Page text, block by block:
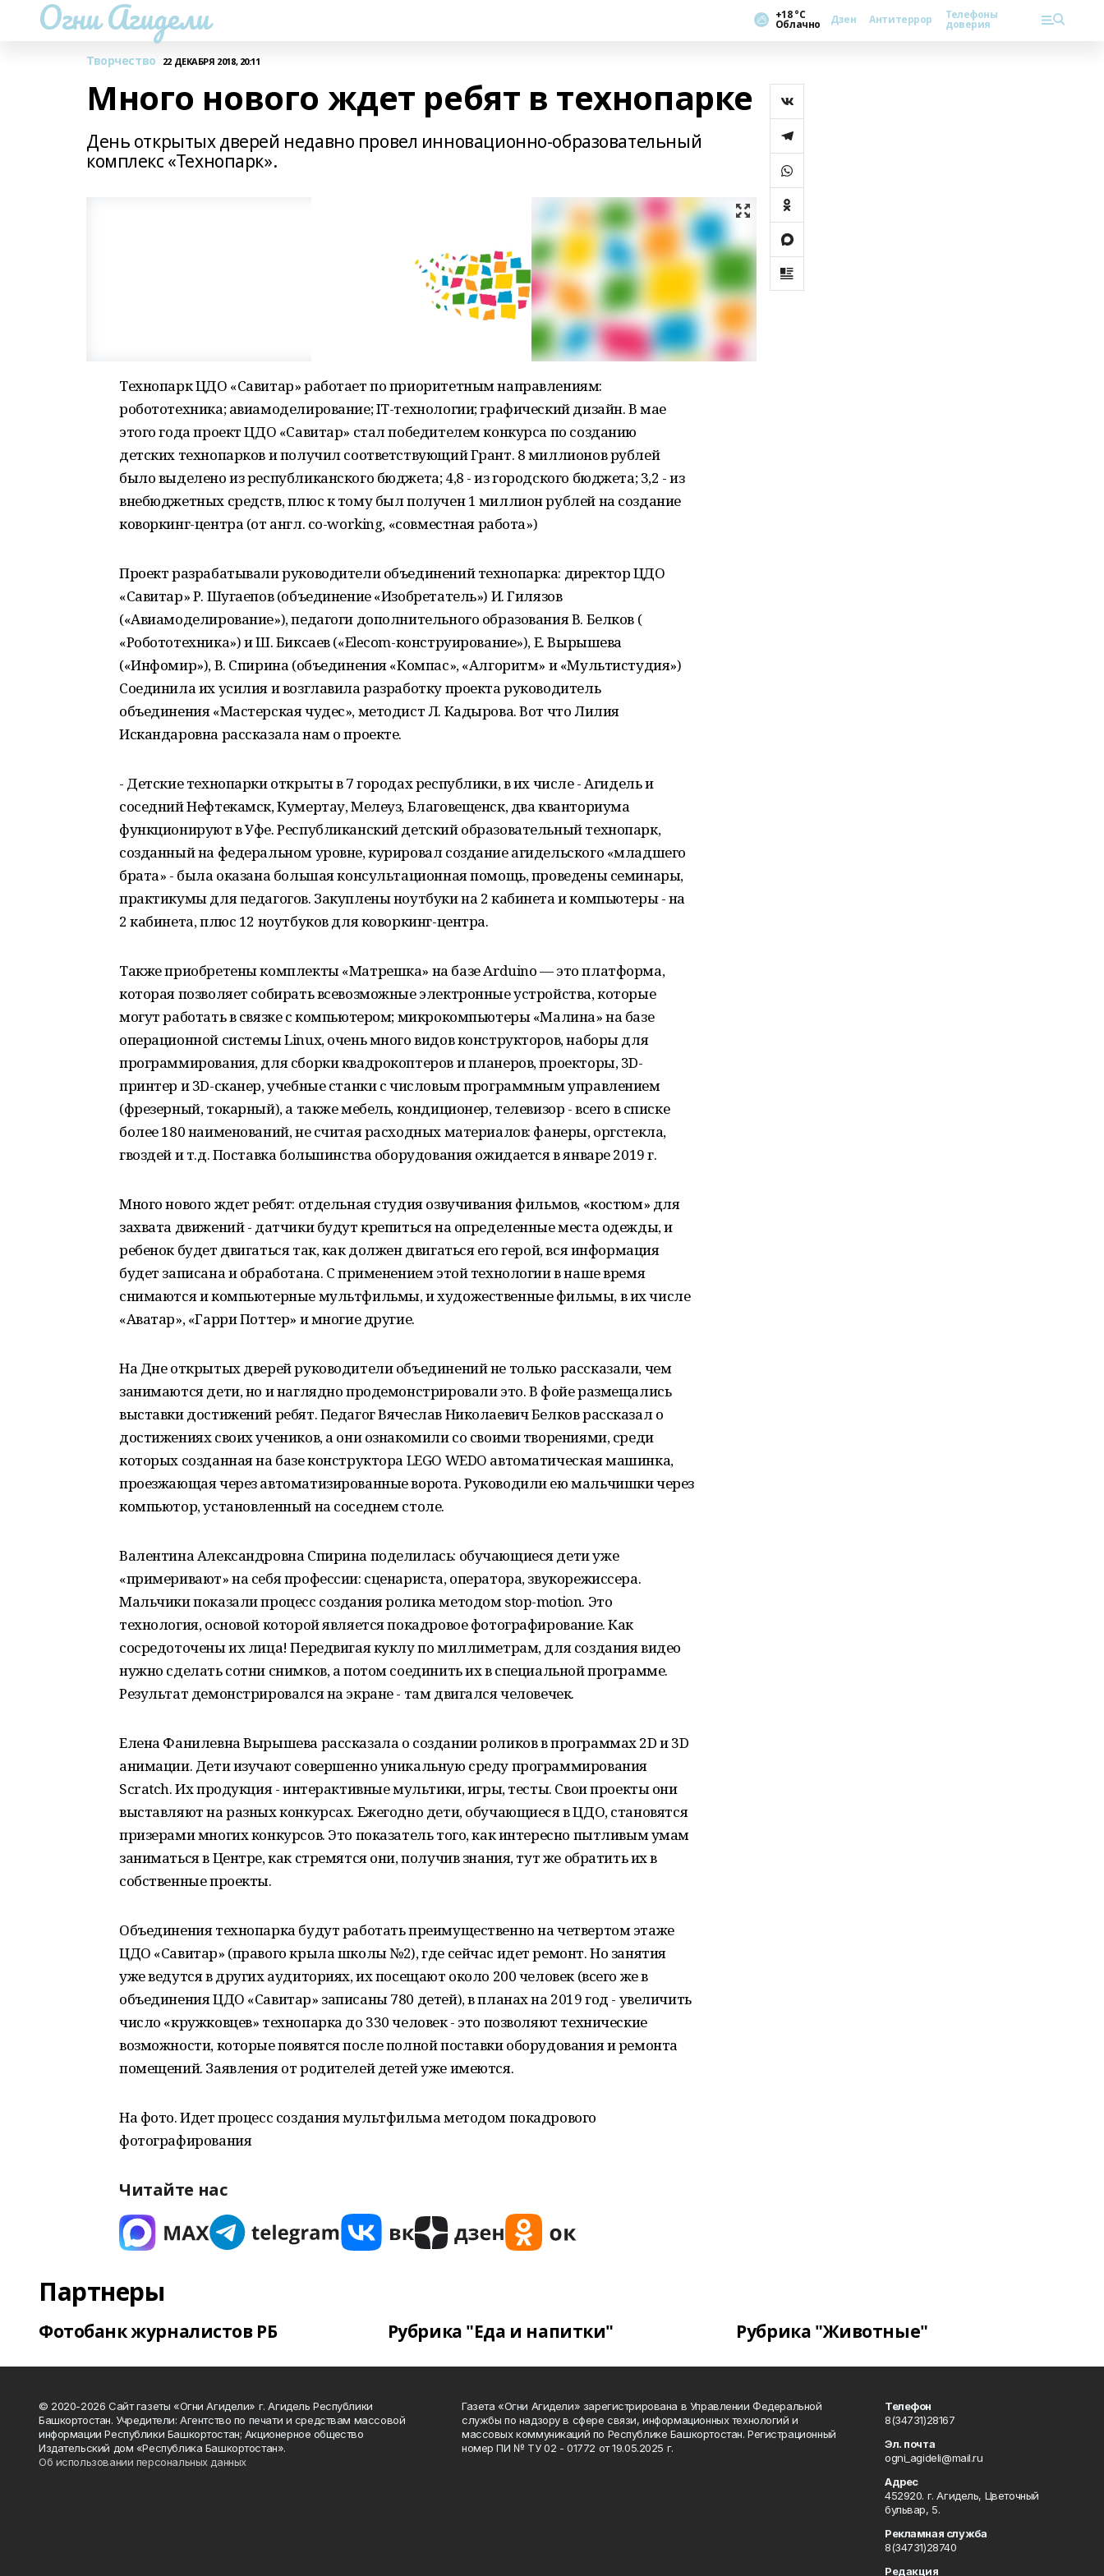
Огни Агидели +18 °С
Облачно Дзен Антитеррор Телефоны
доверия
Творчество 22 ДЕКАБРЯ 2018, 20:11
Много нового ждет ребят в технопарке
День открытых дверей недавно провел инновационно-образовательный
комплекс «Технопарк».
Технопарк ЦДО «Савитар» работает по приоритетным направлениям:
робототехника; авиамоделирование; IT-технологии; графический дизайн. В мае
этого года проект ЦДО «Савитар» стал победителем конкурса по созданию
детских технопарков и получил соответствующий Грант. 8 миллионов рублей
было выделено из республиканского бюджета; 4,8 - из городского бюджета; 3,2 - из
внебюджетных средств, плюс к тому был получен 1 миллион рублей на создание
коворкинг-центра (от англ. сo-working, «совместная работа»)
Проект разрабатывали руководители объединений технопарка: директор ЦДО
«Савитар» Р. Шугаепов (объединение «Изобретатель») И. Гилязов
(«Авиамоделирование»), педагоги дополнительного образования В. Белков (
«Робототехника») и Ш. Биксаев («Elecom-конструирование»), Е. Вырышева
(«Инфомир»), В. Спирина (объединения «Компас», «Алгоритм» и «Мультистудия»)
Соединила их усилия и возглавила разработку проекта руководитель
объединения «Мастерская чудес», методист Л. Кадырова. Вот что Лилия
Искандаровна рассказала нам о проекте.
- Детские технопарки открыты в 7 городах республики, в их числе - Агидель и
соседний Нефтекамск, Кумертау, Мелеуз, Благовещенск, два кванториума
функционируют в Уфе. Республиканский детский образовательный технопарк,
созданный на федеральном уровне, курировал создание агидельского «младшего
брата» - была оказана большая консультационная помощь, проведены семинары,
практикумы для педагогов. Закуплены ноутбуки на 2 кабинета и компьютеры - на
2 кабинета, плюс 12 ноутбуков для коворкинг-центра.
Также приобретены комплекты «Матрешка» на базе Arduino — это платформа,
которая позволяет собирать всевозможные электронные устройства, которые
могут работать в связке с компьютером; микрокомпьютеры «Малина» на базе
операционной системы Linux, очень много видов конструкторов, наборы для
программирования, для сборки квадрокоптеров и планеров, проекторы, 3D-
принтер и 3D-сканер, учебные станки с числовым программным управлением
(фрезерный, токарный), а также мебель, кондиционер, телевизор - всего в списке
более 180 наименований, не считая расходных материалов: фанеры, оргстекла,
гвоздей и т.д. Поставка большинства оборудования ожидается в январе 2019 г.
Много нового ждет ребят: отдельная студия озвучивания фильмов, «костюм» для
захвата движений - датчики будут крепиться на определенные места одежды, и
ребенок будет двигаться так, как должен двигаться его герой, вся информация
будет записана и обработана. С применением этой технологии в наше время
снимаются и компьютерные мультфильмы, и художественные фильмы, в их числе
«Аватар», «Гарри Поттер» и многие другие.
На Дне открытых дверей руководители объединений не только рассказали, чем
занимаются дети, но и наглядно продемонстрировали это. В фойе размещались
выставки достижений ребят. Педагог Вячеслав Николаевич Белков рассказал о
достижениях своих учеников, а они ознакомили со своими творениями, среди
которых созданная на базе конструктора LEGO WEDO автоматическая машинка,
проезжающая через автоматизированные ворота. Руководили ею мальчишки через
компьютор, установленный на соседнем столе.
Валентина Александровна Спирина поделилась: обучающиеся дети уже
«примеривают» на себя профессии: сценариста, оператора, звукорежиссера.
Мальчики показали процесс создания ролика методом stop-motion. Это
технология, основой которой является покадровое фотографирование. Как
сосредоточены их лица! Передвигая куклу по миллиметрам, для создания видео
нужно сделать сотни снимков, а потом соединить их в специальной программе.
Результат демонстрировался на экране - там двигался человечек.
Елена Фанилевна Вырышева рассказала о создании роликов в программах 2D и 3D
анимации. Дети изучают совершенно уникальную среду программирования
Scratch. Их продукция - интерактивные мультики, игры, тесты. Свои проекты они
выставляют на разных конкурсах. Ежегодно дети, обучающиеся в ЦДО, становятся
призерами многих конкурсов. Это показатель того, как интересно пытливым умам
заниматься в Центре, как стремятся они, получив знания, тут же обратить их в
собственные проекты.
Объединения технопарка будут работать преимущественно на четвертом этаже
ЦДО «Савитар» (правого крыла школы №2), где сейчас идет ремонт. Но занятия
уже ведутся в других аудиториях, их посещают около 200 человек (всего же в
объединения ЦДО «Савитар» записаны 780 детей), в планах на 2019 год - увеличить
число «кружковцев» технопарка до 330 человек - это позволяют технические
возможности, которые появятся после полной поставки оборудования и ремонта
помещений. Заявления от родителей детей уже имеются.
На фото. Идет процесс создания мультфильма методом покадрового
фотографирования
Читайте нас
Партнеры
Фотобанк журналистов РБ Рубрика "Еда и напитки" Рубрика "Животные"
© 2020-2026 Сайт газеты «Огни Агидели» г. Агидель Республики
Башкортостан. Учредители: Агентство по печати и средствам массовой
информации Республики Башкортостан; Акционерное общество
Издательский дом «Республика Башкортостан».
Об использовании персональных данных
Газета «Огни Агидели» зарегистрирована в Управлении Федеральной
службы по надзору в сфере связи, информационных технологий и
массовых коммуникаций по Республике Башкортостан. Регистрационный
номер ПИ № ТУ 02 - 01772 от 19.05.2025 г.
Телефон
8(34731)28167
Эл. почта
ogni_agideli@mail.ru
Адрес
452920. г. Агидель, Цветочный
бульвар, 5.
Рекламная служба
8(34731)28740
Редакция